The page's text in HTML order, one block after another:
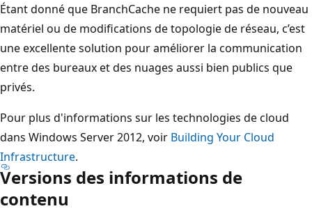
Étant donné que BranchCache ne requiert pas de nouveau
matériel ou de modifications de topologie de réseau, c’est
une excellente solution pour améliorer la communication
entre des bureaux et des nuages aussi bien publics que
privés.
Pour plus d'informations sur les technologies de cloud
dans Windows Server 2012, voir Building Your Cloud
Infrastructure.
Versions des informations de
contenu